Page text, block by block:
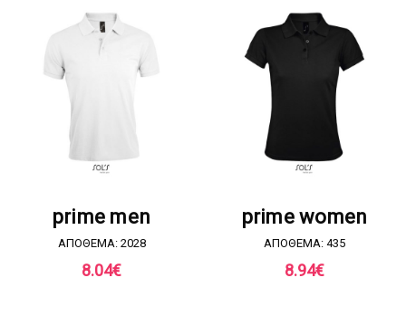
prime men
ΑΠΟΘΕΜΑ: 2028
8.04€
prime women
ΑΠΟΘΕΜΑ: 435
8.94€